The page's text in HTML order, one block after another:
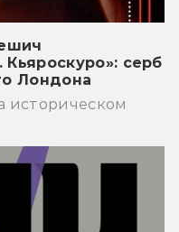
серб
Лондона
историческом